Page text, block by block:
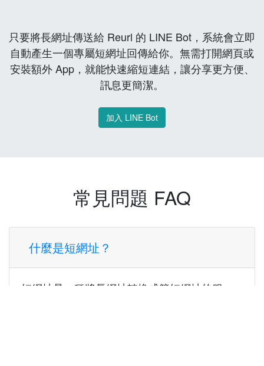
只要將長網址傳送給 Reurl 的 LINE Bot，系統會立即
自動產生一個專屬短網址回傳給你。無需打開網頁或
安裝額外 App，就能快速縮短連結，讓分享更方便、
訊息更簡潔。
加入 LINE Bot
常見問題 FAQ
什麼是短網址？
短網址是一種將長網址轉換成簡短網址的服